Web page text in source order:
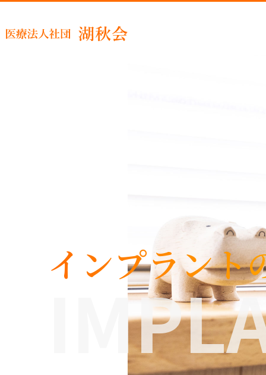
インプラント